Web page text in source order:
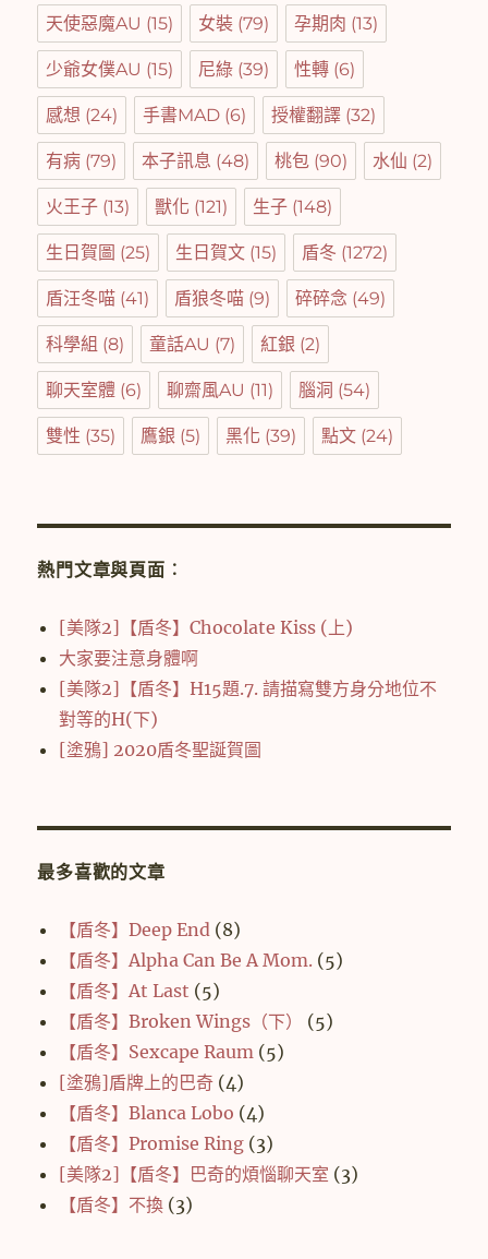
天使惡魔AU (15) 女裝 (79) 孕期肉 (13)
少爺女僕AU (15) 尼綠 (39) 性轉 (6)
感想 (24) 手書MAD (6) 授權翻譯 (32)
有病 (79) 本子訊息 (48) 桃包 (90) 水仙 (2)
火王子 (13) 獸化 (121) 生子 (148)
生日賀圖 (25) 生日賀文 (15) 盾冬 (1272)
盾汪冬喵 (41) 盾狼冬喵 (9) 碎碎念 (49)
科學組 (8) 童話AU (7) 紅銀 (2)
聊天室體 (6) 聊齋風AU (11) 腦洞 (54)
雙性 (35) 鷹銀 (5) 黑化 (39) 點文 (24)
熱門文章與頁面︰
[美隊2]【盾冬】Chocolate Kiss (上)
大家要注意身體啊
[美隊2]【盾冬】H15題.7. 請描寫雙方身分地位不
對等的H(下)
[塗鴉] 2020盾冬聖誕賀圖
最多喜歡的文章
【盾冬】Deep End (8)
【盾冬】Alpha Can Be A Mom. (5)
【盾冬】At Last (5)
【盾冬】Broken Wings（下）
(5)
【盾冬】Sexcape Raum (5)
[塗鴉]盾牌上的巴奇 (4)
【盾冬】Blanca Lobo (4)
【盾冬】Promise Ring (3)
[美隊2]【盾冬】巴奇的煩惱聊天室 (3)
【盾冬】不換 (3)